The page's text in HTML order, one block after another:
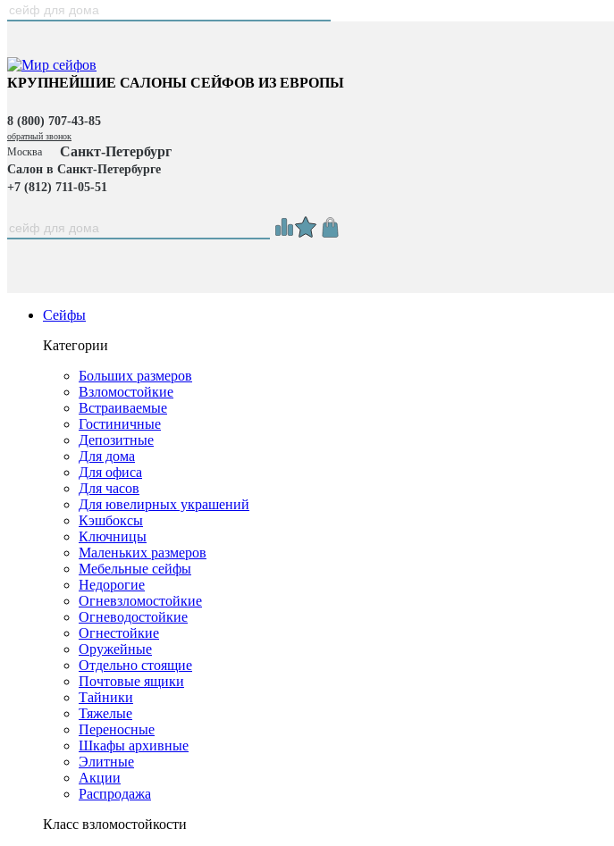
КРУПНЕЙШИЕ САЛОНЫ СЕЙФОВ ИЗ ЕВРОПЫ
8 (800) 707-43-85
обратный звонок
Москва Санкт-Петербург
Салон в Санкт-Петербурге
+7 (812) 711-05-51
Сейфы
Категории
Больших размеров
Взломостойкие
Встраиваемые
Гостиничные
Депозитные
Для дома
Для офиса
Для часов
Для ювелирных украшений
Кэшбоксы
Ключницы
Маленьких размеров
Мебельные сейфы
Недорогие
Огневзломостойкие
Огневодостойкие
Огнестойкие
Оружейные
Отдельно стоящие
Почтовые ящики
Тайники
Тяжелые
Переносные
Шкафы архивные
Элитные
Акции
Распродажа
Класс взломостойкости